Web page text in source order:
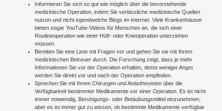
Informieren Sie sich so gut wie möglich über die bevorstehende
medizinische Operation, indem Sie verlässliche medizinische Quellen
nutzen und nicht irgendwelche Blogs im Internet. Viele Krankenhäuser
bieten sogar YouTube-Videos für Menschen an, die sich einer
Routineoperation wie einer Hüft- oder Knieoperation unterziehen
müssen.
Bereiten Sie eine Liste mit Fragen vor und gehen Sie sie mit Ihrem
medizinischen Betreuer durch. Die Forschung zeigt, dass je mehr
Informationen Sie vor der Operation erhalten, desto weniger Angst
werden Sie direkt vor und nach der Operation empfinden.
Sprechen Sie mit Ihrem Chirurgen und Anästhesisten über die
Verfügbarkeit bestimmter Medikamente vor einer Operation. Es ist nicht
immer notwendig, Beruhigungs- oder Betäubungsmittel einzunehmen,
aber es ist immer gut zu wissen, ob bestimmte Medikamente verfügbar